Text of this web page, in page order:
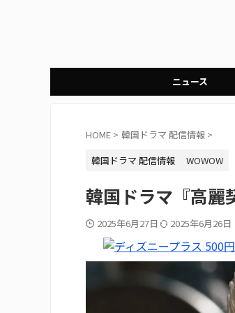
ニュース
HOME > 韓国ドラマ 配信情報 >
韓国ドラマ 配信情報
WOWOW
韓国ドラマ『高麗
2025年6月27日 2025年6月26日